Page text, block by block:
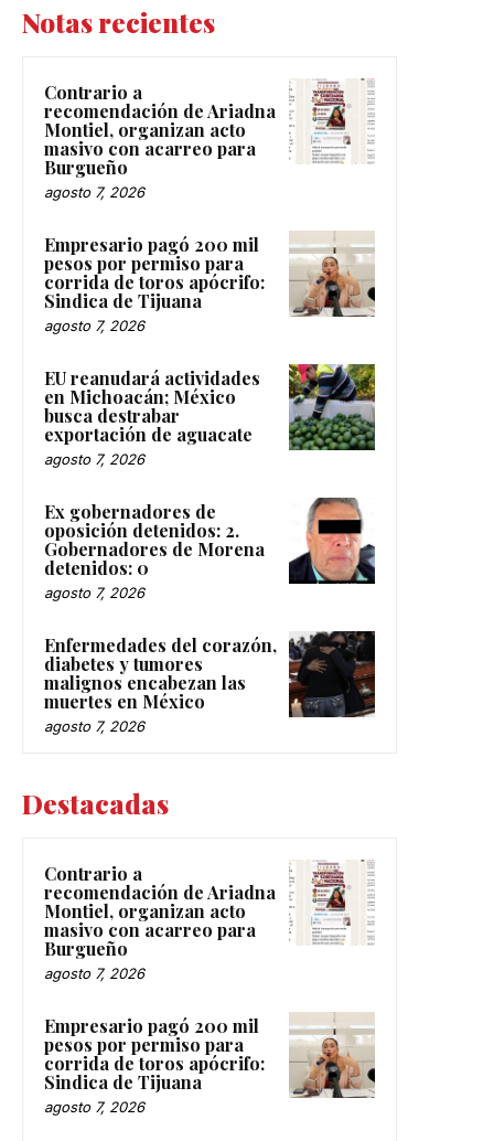
Notas recientes
Contrario a
recomendación de Ariadna
Montiel, organizan acto
masivo con acarreo para
Burgueño
agosto 7, 2026
Empresario pagó 200 mil
pesos por permiso para
corrida de toros apócrifo:
Sindica de Tijuana
agosto 7, 2026
EU reanudará actividades
en Michoacán; México
busca destrabar
exportación de aguacate
agosto 7, 2026
Ex gobernadores de
oposición detenidos: 2.
Gobernadores de Morena
detenidos: 0
agosto 7, 2026
Enfermedades del corazón,
diabetes y tumores
malignos encabezan las
muertes en México
agosto 7, 2026
Destacadas
Contrario a
recomendación de Ariadna
Montiel, organizan acto
masivo con acarreo para
Burgueño
agosto 7, 2026
Empresario pagó 200 mil
pesos por permiso para
corrida de toros apócrifo:
Sindica de Tijuana
agosto 7, 2026